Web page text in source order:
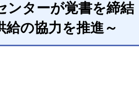
ンターが覚書を締
給の協力を推進～